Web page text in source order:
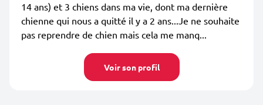
14 ans) et 3 chiens dans ma vie, dont ma dernière
chienne qui nous a quitté il y a 2 ans...Je ne souhaite
pas reprendre de chien mais cela me manq...
Voir son profil